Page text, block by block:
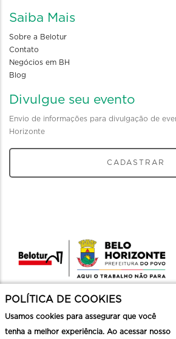
Saiba Mais
Sobre a Belotur
Contato
Negócios em BH
Blog
Divulgue seu evento
Envio de informações para divulgação de
Horizonte
CADASTRAR
POLÍTICA DE COOKIES
Usamos cookies para assegurar que você
tenha a melhor experiência. Ao acessar nosso